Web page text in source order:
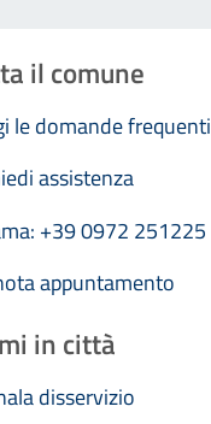
il comune
le domande frequenti
assistenza
+39 0972 251225
appuntamento
in città
disservizio